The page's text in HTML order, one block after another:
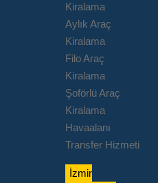
Kiralama
Aylık Araç
Kiralama
Filo Araç
Kiralama
Şoförlü Araç
Kiralama
Havaalanı
Transfer Hizmeti
İzmir